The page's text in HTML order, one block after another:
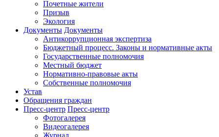
Почетные жители
Призыв
Экология
Документы Документы
Антикоррупционная экспертиза
Бюджетный процесс. Законы и нормативные акты
Государственные полномочия
Местный бюджет
Нормативно-правовые акты
Собственные полномочия
Устав
Обращения граждан
Пресс-центр Пресс-центр
Фотогалерея
Видеогалерея
Журнал